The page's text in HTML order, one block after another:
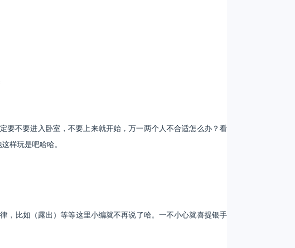
要不要进入卧室，不要上来就开始，万一两个人不合适怎么办？看
样玩是吧哈哈。
，比如（露出）等等这里小编就不再说了哈。一不小心就喜提银手